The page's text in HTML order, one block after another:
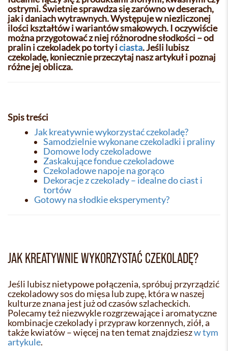
ostrymi. Świetnie sprawdza się zarówno w deserach,
jak i daniach wytrawnych. Występuje w niezliczonej
ilości kształtów i wariantów smakowych. I oczywiście
można przygotować z niej różnorodne słodkości – od
pralin i czekoladek po torty iciasta. Jeśli lubisz
czekoladę, koniecznie przeczytaj nasz artykuł i poznaj
różne jej oblicza.
Spis treści
Jak kreatywnie wykorzystać czekoladę?
Samodzielnie wykonane czekoladki i praliny
Domowe lody czekoladowe
Zaskakujące fondue czekoladowe
Czekoladowe napoje na gorąco
Dekoracje z czekolady – idealne do ciast i
tortów
Gotowy na słodkie eksperymenty?
JAK KREATYWNIE WYKORZYSTAĆ CZEKOLADĘ?
Jeśli lubisz nietypowe połączenia, spróbuj przyrządzić
czekoladowy sos do mięsa lub zupę, która w naszej
kulturze znana jest już od czasów szlacheckich.
Polecamy też niezwykle rozgrzewające i aromatyczne
kombinacje czekolady i przypraw korzennych, ziół, a
także kwiatów – więcej na ten temat znajdzieszw tym
artykule.